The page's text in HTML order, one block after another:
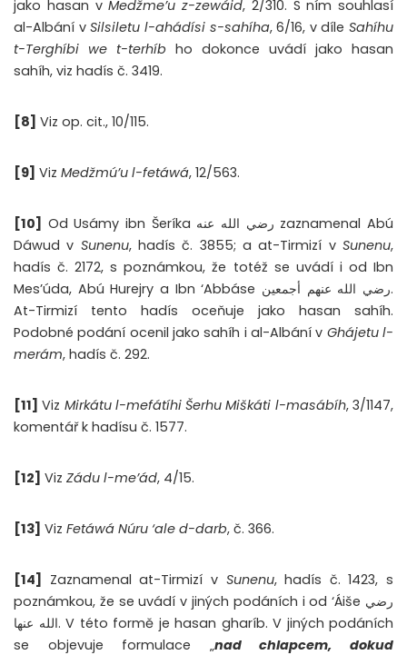
jako hasan vMedžme’u z-zewáid, 2/310. S ním souhlasí
al-Albání vSilsiletu l-ahádísi s-sahíha, 6/16, v díle Sahíhu
t-Terghíbi we t-terhíb ho dokonce uvádí jako hasan
sahíh, viz hadís č. 3419.
[8] Viz op. cit., 10/115.
[9] Viz Medžmú’u l-fetáwá, 12/563.
[10] Od Usámy ibn Šeríka رضي الله عنه zaznamenal Abú
Dáwud v Sunenu, hadís č. 3855; a at-Tirmizí vSunenu,
hadís č. 2172, s poznámkou, že totéž se uvádí i od Ibn
Mes’úda, Abú Hurejry a Ibn ‘Abbáse رضي الله عنهم أجمعين.
At-Tirmizí tento hadís oceňuje jako hasan sahíh.
Podobné podání ocenil jako sahíh i al-Albání v Ghájetu l-
merám, hadís č. 292.
[11] Viz Mirkátu l-mefátíhi Šerhu Miškáti l-masábíh, 3/1147,
komentář k hadísu č. 1577.
[12] Viz Zádu l-me’ád, 4/15.
[13] Viz Fetáwá Núru ‘ale d-darb, č. 366.
[14] Zaznamenal at-Tirmizí v Sunenu, hadís č. 1423, s
poznámkou, že se uvádí v jiných podáních i od ‘Áiše رضي
الله عنها. V této formě je hasan gharíb. V jiných podáních
se objevuje formulace „nad chlapcem, dokud